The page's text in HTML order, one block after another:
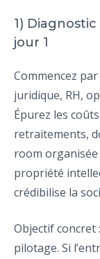
1)
jour 1
Commencez
juridique, RH,
Épurez les
retraitements,
room
propriété
crédibilise la
Objectif
pilotage. Si